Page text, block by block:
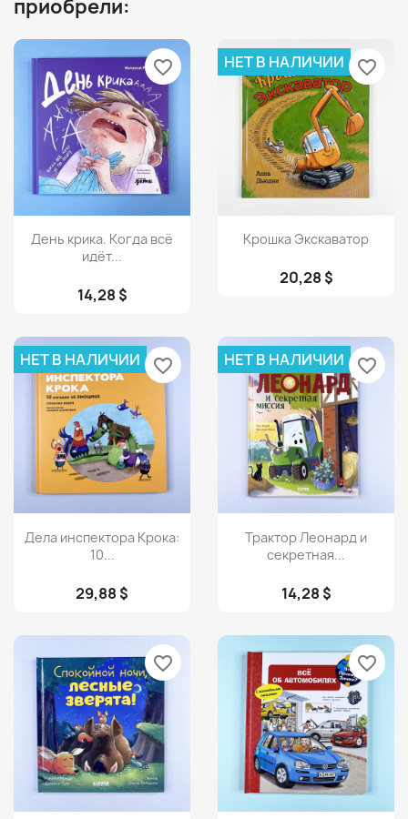
приобрели:
Просмотр
День крика. Когда всё
идёт...
14,28 $
favorite_border
Просмотр
Крошка Экскаватор
20,28 $
НЕТ В НАЛИЧИИ favorite_border
Просмотр
Дела инспектора Крока:
10...
29,88 $
НЕТ В НАЛИЧИИ favorite_border
Просмотр
Трактор Леонард и
секретная...
14,28 $
НЕТ В НАЛИЧИИ favorite_border
favorite_border favorite_border